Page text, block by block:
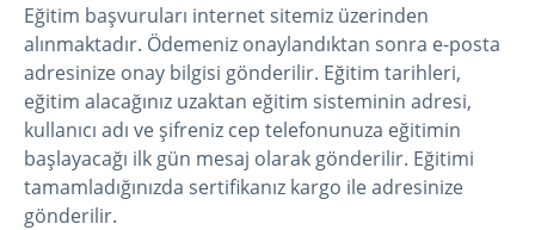
Eğitim başvuruları internet sitemiz üzerinden
alınmaktadır. Ödemeniz onaylandıktan sonra e-posta
adresinize onay bilgisi gönderilir. Eğitim tarihleri,
eğitim alacağınız uzaktan eğitim sisteminin adresi,
kullanıcı adı ve şifreniz cep telefonunuza eğitimin
başlayacağı ilk gün mesaj olarak gönderilir. Eğitimi
tamamladığınızda sertifikanız kargo ile adresinize
gönderilir.